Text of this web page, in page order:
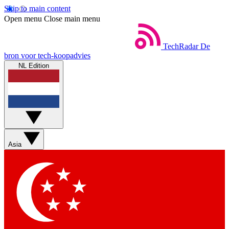
Skip to main content
Open menu Close main menu
TechRadar De
bron voor tech-koopadvies
NL Edition
Asia